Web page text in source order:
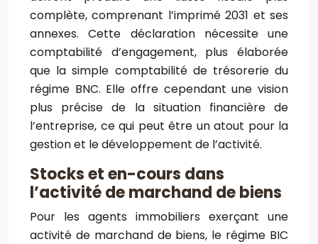
complète, comprenant l’imprimé 2031 et ses
annexes. Cette déclaration nécessite une
comptabilité d’engagement, plus élaborée
que la simple comptabilité de trésorerie du
régime BNC. Elle offre cependant une vision
plus précise de la situation financière de
l’entreprise, ce qui peut être un atout pour la
gestion et le développement de l’activité.
Stocks et en-cours dans
l’activité de marchand de biens
Pour les agents immobiliers exerçant une
activité de marchand de biens, le régime BIC